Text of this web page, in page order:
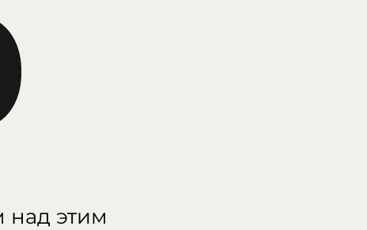
над этим